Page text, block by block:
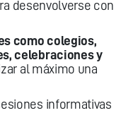
desenvolverse con
como colegios,
celebraciones y
al máximo una
informativas